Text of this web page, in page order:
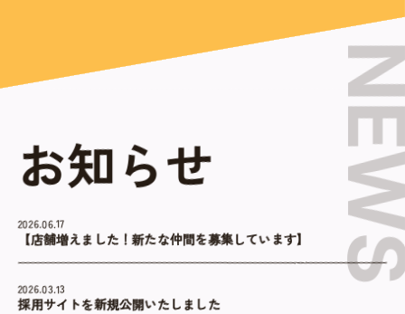
お知らせ
2026.06.17
【店舗増えました！新たな仲間を募集しています】
2026.03.13
採用サイトを新規公開いたしました